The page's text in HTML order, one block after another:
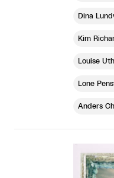
Dina
Kim
Louise
Lone
Anders